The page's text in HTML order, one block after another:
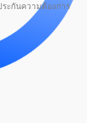
ะกันความต้องการ